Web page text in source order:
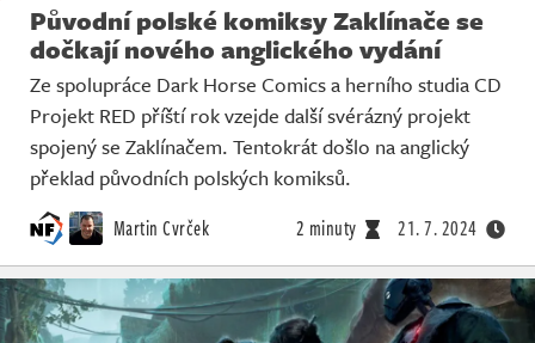
Komunita
Redakce
Živě
Původní polské komiksy Zaklínače se
dočkají nového anglického vydání
Ze spolupráce Dark Horse Comics a herního studia CD
Projekt RED příští rok vzejde další svérázný projekt
spojený se Zaklínačem. Tentokrát došlo na anglický
překlad původních polských komiksů.
Martin Cvrček 2 minuty 21. 7. 2024